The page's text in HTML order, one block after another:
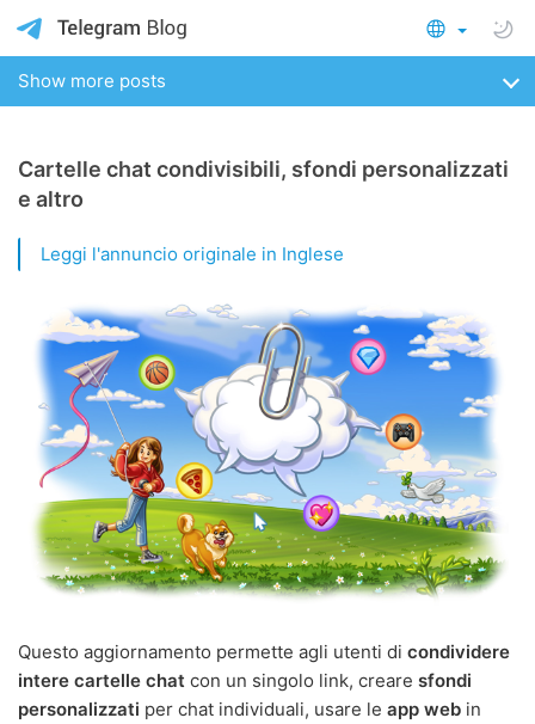
Show more posts
Cartelle chat condivisibili, sfondi personalizzati
e altro
Leggi l'annuncio originale in Inglese
Questo aggiornamento permette agli utenti di condividere
intere cartelle chat con un singolo link, creare sfondi
personalizzati per chat individuali, usare le app web in